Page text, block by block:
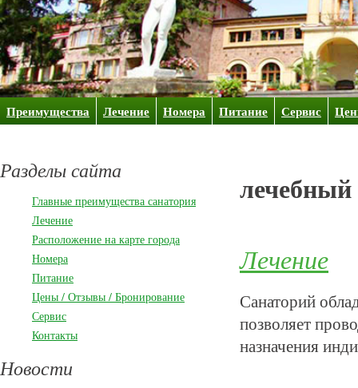
Преимущества Лечение Номера Питание Сервис
Разделы сайта
Главные преимущества санатория
Лечение
Расположение на карте города
Номера
Питание
Цены / Отзывы / Бронирование
Сервис
Контакты
Новости
Лечение
Санаторий
позволяет
назначения